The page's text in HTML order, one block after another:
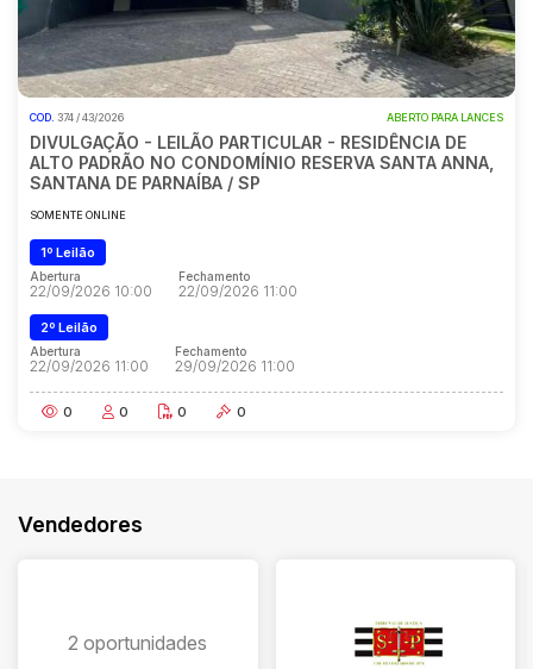
COD. 374 / 43/2026 ABERTO PARA LANCES
DIVULGAÇÃO - LEILÃO PARTICULAR - RESIDÊNCIA DE
ALTO PADRÃO NO CONDOMÍNIO RESERVA SANTA ANNA,
SANTANA DE PARNAÍBA / SP
SOMENTE ONLINE
1º Leilão
Abertura
22/09/2026 10:00
Fechamento
22/09/2026 11:00
2º Leilão
Abertura
22/09/2026 11:00
Fechamento
29/09/2026 11:00
0 0 0 0
Vendedores
2 oportunidades